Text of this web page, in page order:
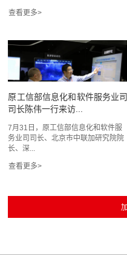
原工信部信息化和软件服务业司
司长陈伟一行来访...
7月31日，原工信部信息化和软件服
务业司司长、北京市中联加研究院院
长、深...